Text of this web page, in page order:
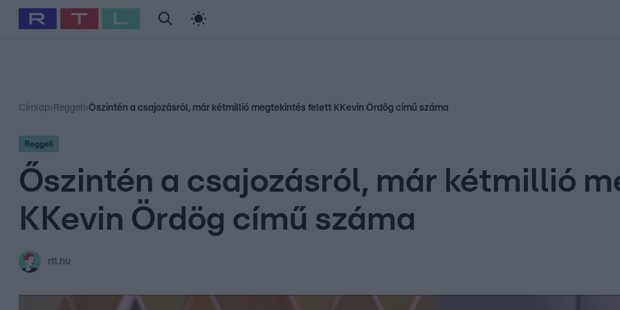
Babits Marcella Szellő István Most Wanted
Címlap› Reggeli›Őszintén a csajozásról, már kétmillió megtekintés felett KKevin Ördög című száma
Reggeli
Őszintén a csajozásról, már kétmillió
KKevin Ördög című száma
rtl.hu